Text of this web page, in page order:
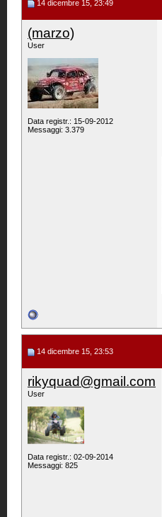
14 dicembre 15, 23:49
(marzo)
User
Data registr.: 15-09-2012
Messaggi: 3.379
14 dicembre 15, 23:53
rikyquad@gmail.com
User
Data registr.: 02-09-2014
Messaggi: 825